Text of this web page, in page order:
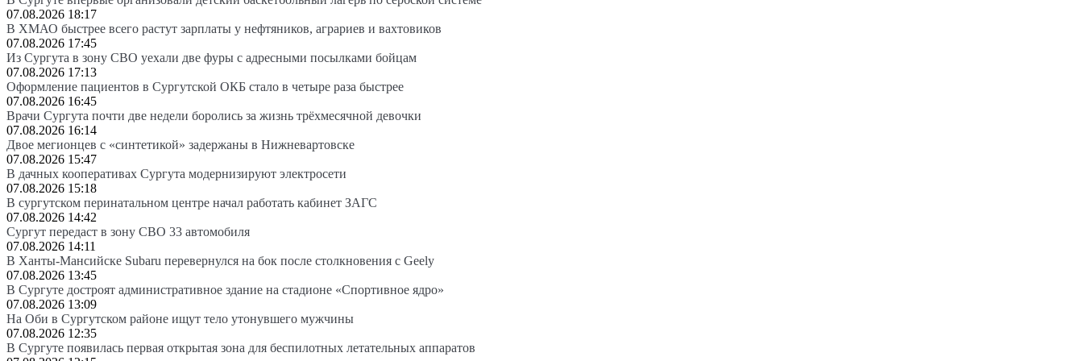
07.08.2026 18:17
В ХМАО быстрее всего растут зарплаты у нефтяников, аграриев и вахтовиков
07.08.2026 17:45
Из Сургута в зону СВО уехали две фуры с адресными посылками бойцам
07.08.2026 17:13
Оформление пациентов в Сургутской ОКБ стало в четыре раза быстрее
07.08.2026 16:45
Врачи Сургута почти две недели боролись за жизнь трёхмесячной девочки
07.08.2026 16:14
Двое мегионцев с «синтетикой» задержаны в Нижневартовске
07.08.2026 15:47
В дачных кооперативах Сургута модернизируют электросети
07.08.2026 15:18
В сургутском перинатальном центре начал работать кабинет ЗАГС
07.08.2026 14:42
Сургут передаст в зону СВО 33 автомобиля
07.08.2026 14:11
В Ханты-Мансийске Subaru перевернулся на бок после столкновения с Geely
07.08.2026 13:45
В Сургуте достроят административное здание на стадионе «Спортивное ядро»
07.08.2026 13:09
На Оби в Сургутском районе ищут тело утонувшего мужчины
07.08.2026 12:35
В Сургуте появилась первая открытая зона для беспилотных летательных аппаратов